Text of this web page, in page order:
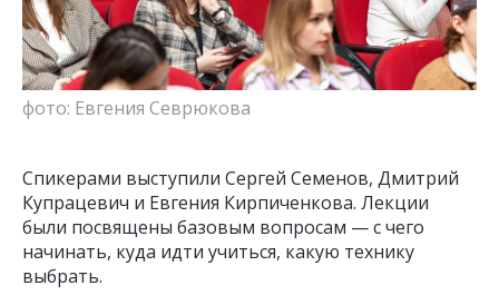
фото: Евгения Севрюкова
Спикерами выступили Сергей Семенов, Дмитрий
Купрацевич и Евгения Кирпиченкова. Лекции
были посвящены базовым вопросам — с чего
начинать, куда идти учиться, какую технику
выбрать.